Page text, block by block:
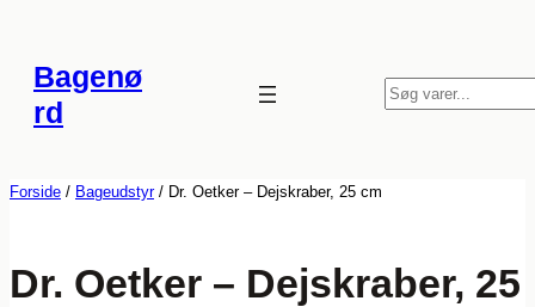
indhold
Bagenø
rd
S
ø
Forside / Bageudstyr/ Dr. Oetker – Dejskraber, 25 cm
Dr. Oetker – Dejskraber, 25